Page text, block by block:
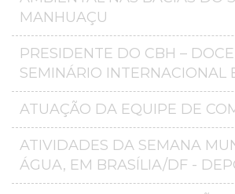
MANHUAÇU
PRESIDENTE DO CBH –
SEMINÁRIO INTERNACIONAL
ATUAÇÃO DA EQUIPE DE
ATIVIDADES DA SEMANA
ÁGUA, EM BRASÍLIA/DF -